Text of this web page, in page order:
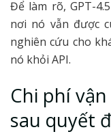
Để làm rõ, GPT-
nơi nó vẫn được
nghiên cứu cho
nó khỏi API.
Chi phí
sau quyết